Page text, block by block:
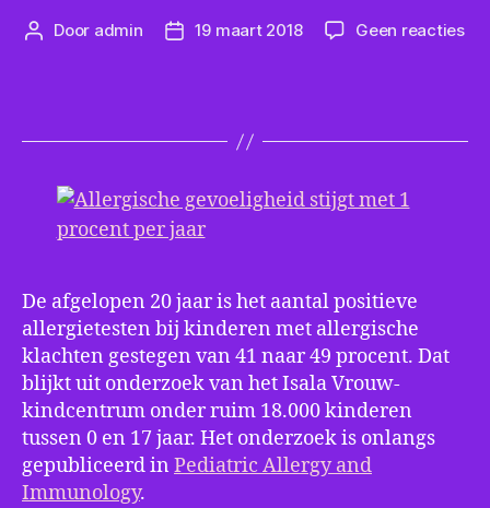
Berichtauteur
Door admin Berichtdatum
19 maart 2018 Geen reactiesop
De afgelopen 20 jaar is het aantal positieve
allergietesten bij kinderen met allergische
klachten gestegen van 41 naar 49 procent. Dat
blijkt uit onderzoek van het Isala Vrouw-
kindcentrum onder ruim 18.000 kinderen
tussen 0 en 17 jaar. Het onderzoek is onlangs
gepubliceerd in Pediatric Allergy and
Immunology.